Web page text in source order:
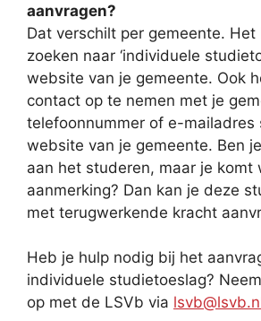
aanvragen?
Dat verschilt per gemeente. Het
zoeken naar ‘individuele
website van je gemeente. Ook
contact op te nemen met je
telefoonnummer of e-mailadres
website van je gemeente. Ben
aan het studeren, maar je komt
aanmerking? Dan kan je deze
met terugwerkende kracht
Heb je hulp nodig bij het
individuele studietoeslag?
op met de LSVb via